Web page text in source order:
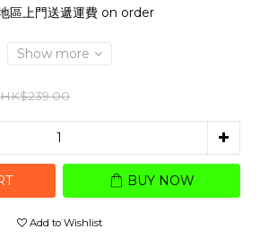
區上門送遞運費 on order
Show more
HK$239.00
BUY NOW
Add to Wishlist